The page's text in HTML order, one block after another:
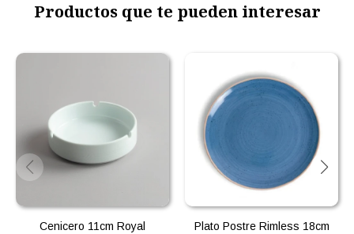
Productos que te pueden interesar
Cenicero 11cm Royal Plato Postre Rimless 18cm